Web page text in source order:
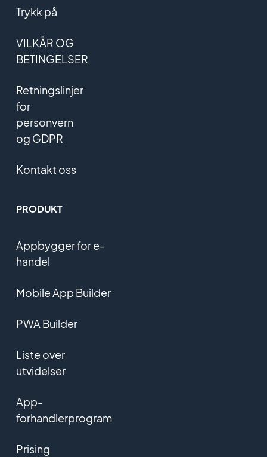
Trykk på
VILKÅR OG
BETINGELSER
Retningslinjer
for
personvern
og GDPR
Kontakt oss
PRODUKT
Appbygger for e-
handel
Mobile App Builder
PWA Builder
Liste over
utvidelser
App-
forhandlerprogram
Prising